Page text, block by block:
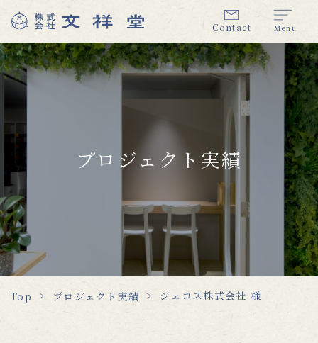
Menu
Contact
プロジェクト実績
Top プロジェクト実績 ジェコス株式会社 様